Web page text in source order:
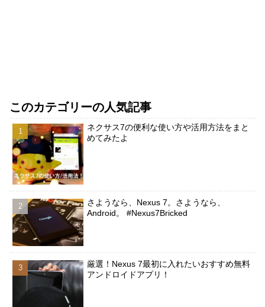
このカテゴリーの人気記事
ネクサス7の便利な使い方や活用方法をまと
めてみたよ
さようなら、Nexus 7。さようなら、
Android。 #Nexus7Bricked
厳選！Nexus 7最初に入れたいおすすめ無料
アンドロイドアプリ！